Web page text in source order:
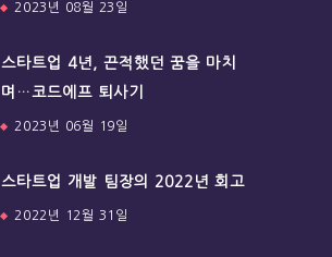
2023년 08월 23일
스타트업 4년, 끈적했던 꿈을 마치
며…코드에프 퇴사기
2023년 06월 19일
스타트업 개발 팀장의 2022년 회고
2022년 12월 31일